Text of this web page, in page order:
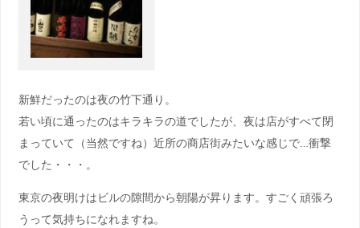
新鮮だったのは夜の竹下通り。
若い頃に通ったのはキラキラの道でしたが、夜は店がすべて閉
まっていて（当然ですね）近所の商店街みたいな感じで…衝撃
でした・・・。
東京の夜明けはビルの隙間から朝陽が昇ります。すごく頑張ろ
うって気持ちになれますね。